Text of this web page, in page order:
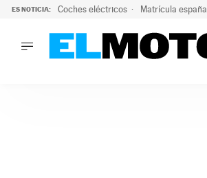
ES NOTICIA: Coches eléctricos Matrícula españa